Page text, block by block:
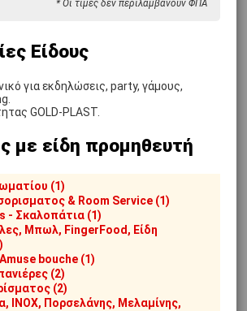
Club
στο
Κατεβάστε εδώ τον ετήσιο
και πολλούς καταλόγους
* Οι τιμές δεν περιλαμβάνουν ΦΠΑ
Είδους
για εκδηλώσεις, party, γάμους,
GOLD-PLAST.
με είδη προμηθευτή
(1)
& Room Service (1)
- Σκαλοπάτια (1)
Μπωλ, FingerFood, Είδη
bouche (1)
(2)
(2)
INOX, Πορσελάνης, Μελαμίνης,